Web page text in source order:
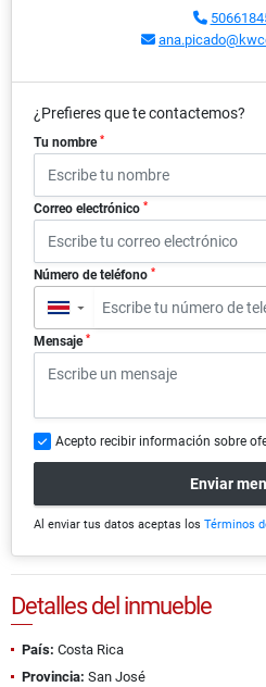
¿Prefieres que te contactemos?
Tu nombre *
Correo electrónico *
Número de teléfono *
▼
Mensaje *
Acepto recibir información sobre
Enviar
Al enviar tus datos aceptas los Términos
Detalles del inmueble
País: Costa Rica
Provincia: San José